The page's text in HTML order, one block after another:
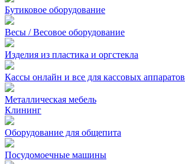
Бутиковое оборудование
Весы / Весовое оборудование
Изделия из пластика и оргстекла
Кассы онлайн и все для кассовых аппаратов
Металлическая мебель
Клининг
Оборудование для общепита
Посудомоечные машины